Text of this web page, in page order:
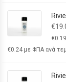
€
€0.19
€0.24 με ΦΠΑ ανά